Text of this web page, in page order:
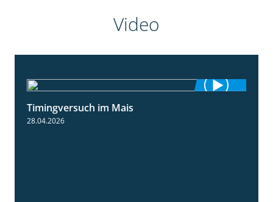
Video
Timingversuch im Mais
28.04.2026